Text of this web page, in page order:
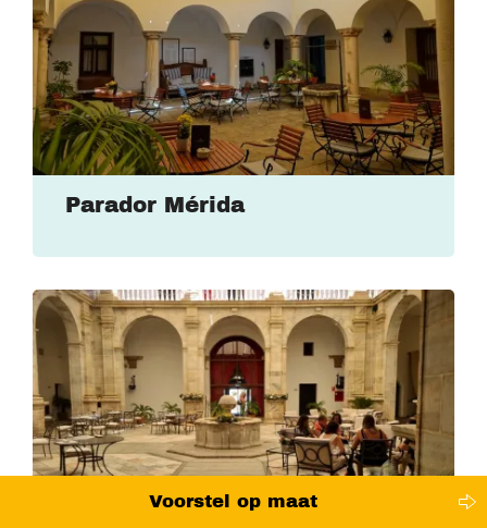
Parador Mérida
Voorstel op maat